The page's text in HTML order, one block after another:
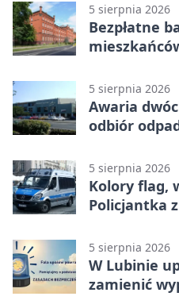
5 sierpnia 2026
Bezpłatne
5 sierpnia 2026
Awaria
odbiór
5 sierpnia 2026
Kolory flag,
Policjantka
5 sierpnia 2026
W Lubinie
zamienić